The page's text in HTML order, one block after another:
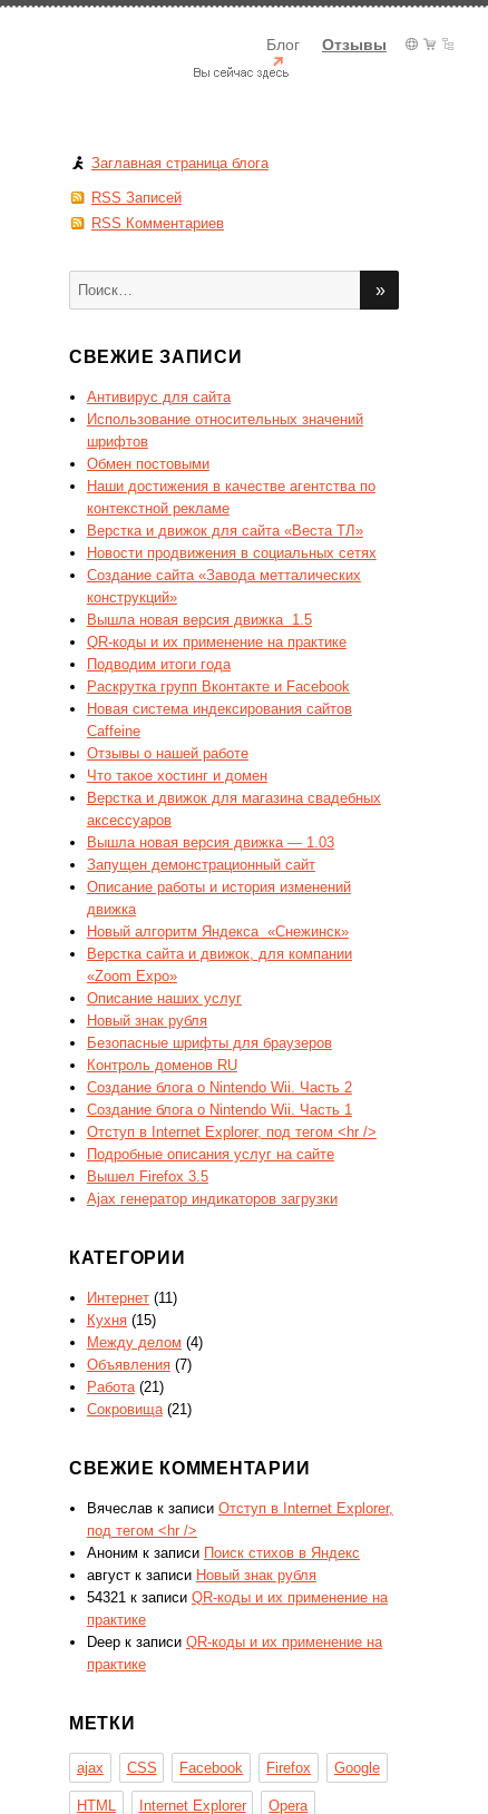
Блог Отзывы
Заглавная страница блога
RSS Записей
RSS Комментариев
Искать:
СВЕЖИЕ ЗАПИСИ
Антивирус для сайта
Использование относительных значений
шрифтов
Обмен постовыми
Наши достижения в качестве агентства по
контекстной рекламе
Верстка и движок для сайта «Веста ТЛ»
Новости продвижения в социальных сетях
Создание сайта «Завода метталических
конструкций»
Вышла новая версия движка  1.5
QR-коды и их применение на практике
Подводим итоги года
Раскрутка групп Вконтакте и Facebook
Новая система индексирования сайтов
Caffeine
Отзывы о нашей работе
Что такое хостинг и домен
Верстка и движок для магазина свадебных
аксессуаров
Вышла новая версия движка — 1.03
Запущен демонстрационный сайт
Описание работы и история изменений
движка
Новый алгоритм Яндекса  «Снежинск»
Верстка сайта и движок, для компании
«Zoom Expo»
Описание наших услуг
Новый знак рубля
Безопасные шрифты для браузеров
Контроль доменов RU
Создание блога о Nintendo Wii. Часть 2
Создание блога о Nintendo Wii. Часть 1
Отступ в Internet Explorer, под тегом <hr />
Подробные описания услуг на сайте
Вышел Firefox 3.5
Ajax генератор индикаторов загрузки
КАТЕГОРИИ
Интернет(11)
Кухня(15)
Между делом (4)
Объявления(7)
Работа(21)
Сокровища(21)
СВЕЖИЕ КОММЕНТАРИИ
Вячеславк записи Отступ в Internet Explorer,
под тегом <hr />
Аноним к записи Поиск стихов в Яндекс
августк записи Новый знак рубля
54321к записи QR-коды и их применение на
практике
Deepк записи QR-коды и их применение на
практике
МЕТКИ
ajax CSS Facebook Firefox Google
HTML Internet Explorer Opera